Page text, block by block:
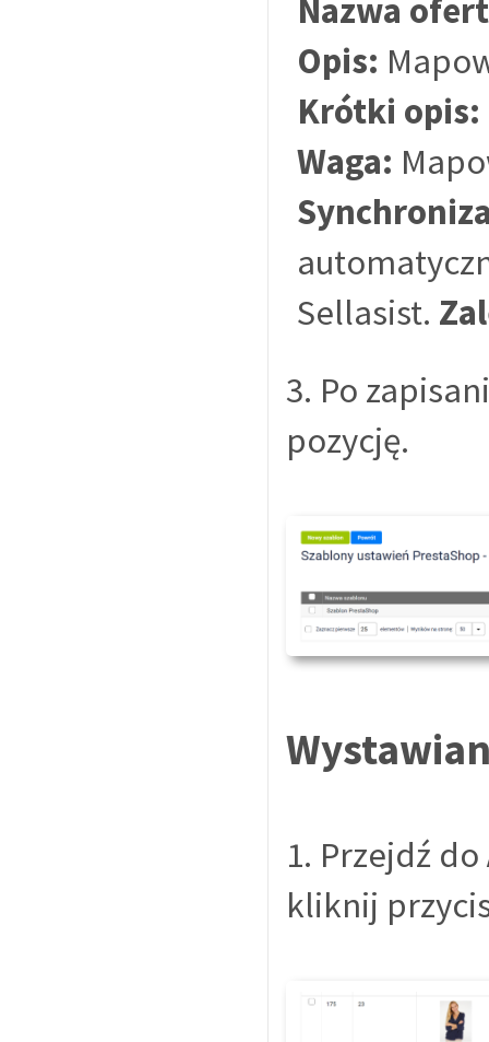
Nazwa
Opis:
Krótki opis:
Waga:
Sellasist.
3. Po
pozycję.
1. Przejdź do
kliknij